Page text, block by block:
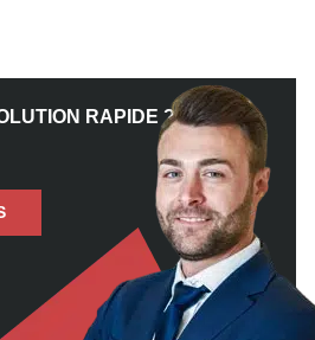
RAPIDE ?